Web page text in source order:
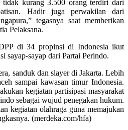
tidak kurang 3.500 orang terdiri dari
Hadir juga perwakilan dari
tegasnya saat memberikan
Pelaksana.
di 34 propinsi di Indonesia ikut
sayap-sayap dari Partai Perindo.
sanduk dan slayer di Jakarta. Lebih
sampai kawasan timur Indonesia.
kegiatan partisipasi masyarakat
sebagai wujud penegakan hukum.
kegiatan olahraga guna memajukan
(merdeka.com/hfa)